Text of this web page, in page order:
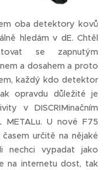
oba detektory kovů
hledám v dE. Chtěl
se zapnutým
a dosahem a proto
každý kdo detektor
opravdu důležité je
v DISCRIMinačním
METALu. U nové F75
určitě na nějaké
nechci vypadat jako
na internetu dost, tak